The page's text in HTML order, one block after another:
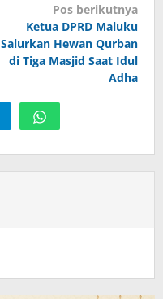
Pos berikutnya
Ketua DPRD Maluku
Salurkan Hewan Qurban
di Tiga Masjid Saat Idul
Adha